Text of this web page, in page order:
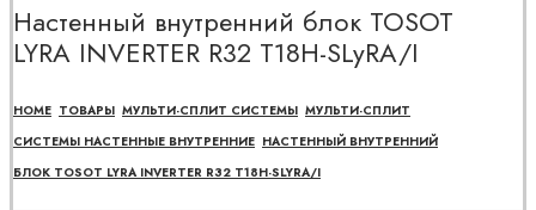
Настенный внутренний блок TOSOT
LYRA INVERTER R32 T18H-SLyRA/I
HOME ТОВАРЫ МУЛЬТИ-СПЛИТ СИСТЕМЫ МУЛЬТИ-СПЛИТ
СИСТЕМЫ НАСТЕННЫЕ ВНУТРЕННИЕ НАСТЕННЫЙ ВНУТРЕННИЙ
БЛОК TOSOT LYRA INVERTER R32 T18H-SLYRA/I